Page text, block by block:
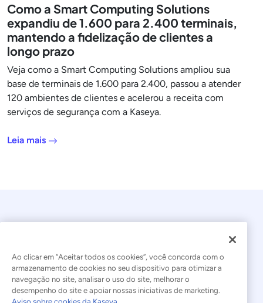
Como a Smart Computing Solutions
expandiu de 1.600 para 2.400 terminais,
mantendo a fidelização de clientes a
longo prazo
Veja como a Smart Computing Solutions ampliou sua
base de terminais de 1.600 para 2.400, passou a atender
120 ambientes de clientes e acelerou a receita com
serviços de segurança com a Kaseya.
Leia mais
© 2026 Kaseya. Todos os direitos reservados.
Ao clicar em “Aceitar todos os cookies”, você concorda com o
armazenamento de cookies no seu dispositivo para otimizar a
navegação no site, analisar o uso do site, melhorar o
desempenho do site e apoiar nossas iniciativas de marketing.